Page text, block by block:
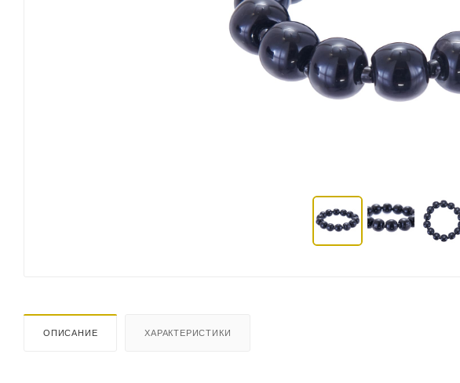
ОПИСАНИЕ ХАРАКТЕРИСТИКИ